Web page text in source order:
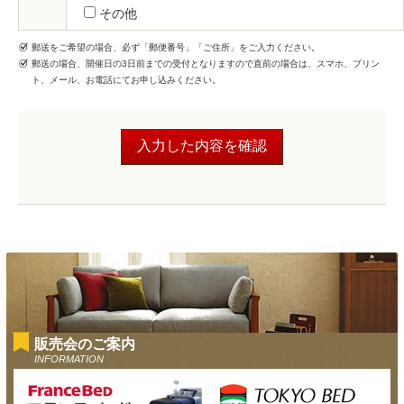
その他
郵送をご希望の場合、必ず「郵便番号」「ご住所」をご入力ください。
郵送の場合、開催日の3日前までの受付となりますので直前の場合は、スマホ、プリン
ト、メール、お電話にてお申し込みください。
販売会のご案内
INFORMATION